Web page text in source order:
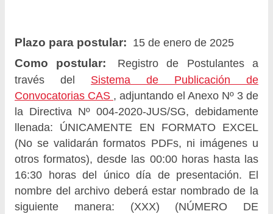
Plazo para postular: 15 de enero de 2025
Como postular:
Registro de Postulantes a
través del Sistema de Publicación de
Convocatorias CAS , adjuntando el Anexo Nº 3 de
la Directiva Nº 004-2020-JUS/SG, debidamente
llenada: ÚNICAMENTE EN FORMATO EXCEL
(No se validarán formatos PDFs, ni imágenes u
otros formatos), desde las 00:00 horas hasta las
16:30 horas del único día de presentación. El
nombre del archivo deberá estar nombrado de la
siguiente manera: (XXX) (NÚMERO DE